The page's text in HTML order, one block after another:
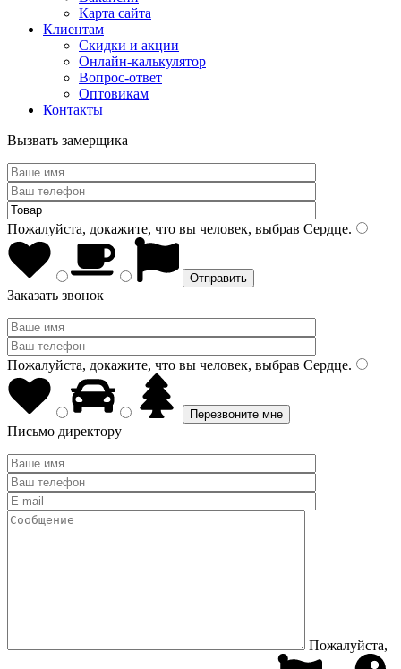
Карта сайта
Клиентам
Скидки и акции
Онлайн-калькулятор
Вопрос-ответ
Оптовикам
Контакты
Вызвать замерщика
Пожалуйста, докажите, что вы человек, выбрав Сердце.
Заказать звонок
Пожалуйста, докажите, что вы человек, выбрав Сердце.
Письмо директору
Пожалуйста,